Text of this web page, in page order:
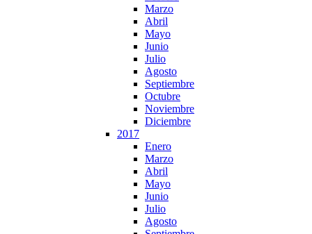
Marzo
Abril
Mayo
Junio
Julio
Agosto
Septiembre
Octubre
Noviembre
Diciembre
2017
Enero
Marzo
Abril
Mayo
Junio
Julio
Agosto